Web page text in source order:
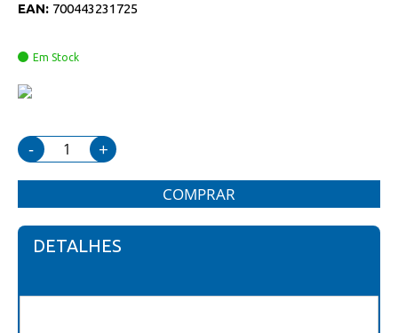
EAN: 700443231725
Em Stock
- +
COMPRAR
DETALHES